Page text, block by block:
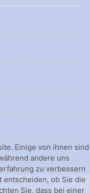
Einige von ihnen sind
andere uns
zu verbessern
entscheiden, ob Sie die
Sie, dass bei einer